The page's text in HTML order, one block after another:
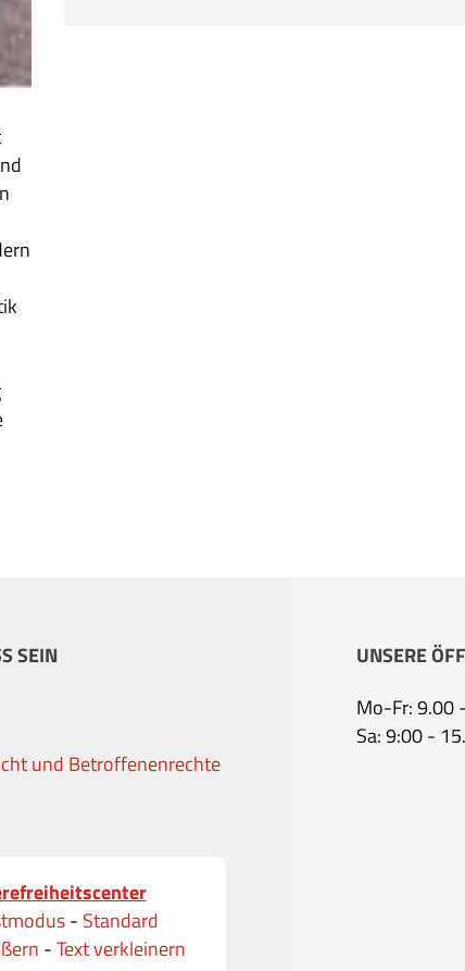
SEIN
und Betroffenenrechte
- Standard
-Text verkleinern
UNSERE
Mo-Fr: 9.00
Sa: 9:00 -